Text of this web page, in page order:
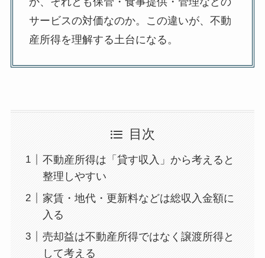
サービスの対価なのか。この違いが、不動
産所得を理解する土台になる。
目次
不動産所得は「貸す収入」から考えると
整理しやすい
家賃・地代・更新料などは総収入金額に
入る
売却益は不動産所得ではなく譲渡所得と
して考える